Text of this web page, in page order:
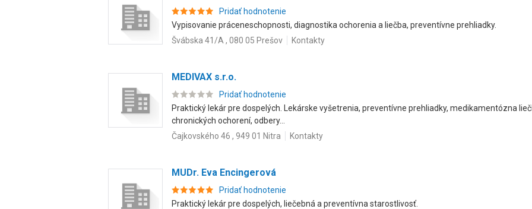
Pridať hodnotenie
Vypisovanie práceneschopnosti, diagnostika ochorenia a liečba, preventívne prehliadky.
Švábska 41/A , 080 05 Prešov
Kontakty
MEDIVAX s.r.o.
Pridať hodnotenie
Praktický lekár pre dospelých. Lekárske vyšetrenia, preventívne prehliadky, medikamentózna
chronických ochorení, odbery...
Čajkovského 46 , 949 01 Nitra
Kontakty
MUDr. Eva Encingerová
Pridať hodnotenie
Praktický lekár pre dospelých, liečebná a preventívna starostlivosť.